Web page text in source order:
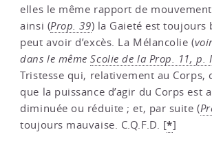
elles le même rapport de
ainsi (Prop. 39) la Gaieté est toujours
peut avoir d’excès. La Mélancolie (
dans le mêmeScolie de la Prop. 11, p.
Tristesse qui, relativement au Corps,
que la puissance d’agir du Corps est
diminuée ou réduite ; et, par suite (
toujours mauvaise. C.Q.F.D. [*]